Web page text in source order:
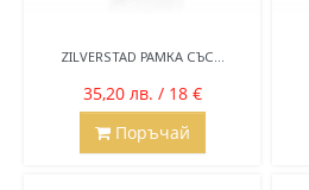
ZILVERSTAD РАМКА СЪС...
35,20 лв. / 18 €
Поръчай